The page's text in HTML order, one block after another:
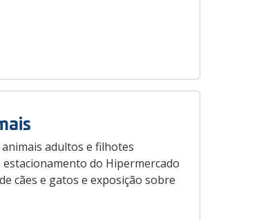
adultos e filhotes
do Hipermercado
cães e gatos e exposição sobre